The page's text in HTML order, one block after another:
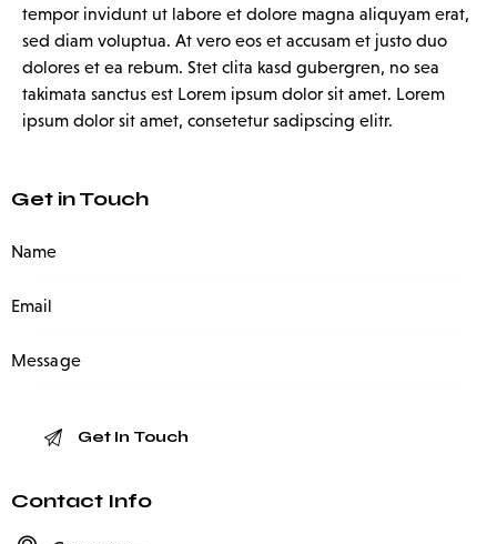
tempor invidunt ut labore et dolore magna aliquyam erat,
sed diam voluptua. At vero eos et accusam et justo duo
dolores et ea rebum. Stet clita kasd gubergren, no sea
takimata sanctus est Lorem ipsum dolor sit amet. Lorem
ipsum dolor sit amet, consetetur sadipscing elitr.
Get in Touch
Contact Info